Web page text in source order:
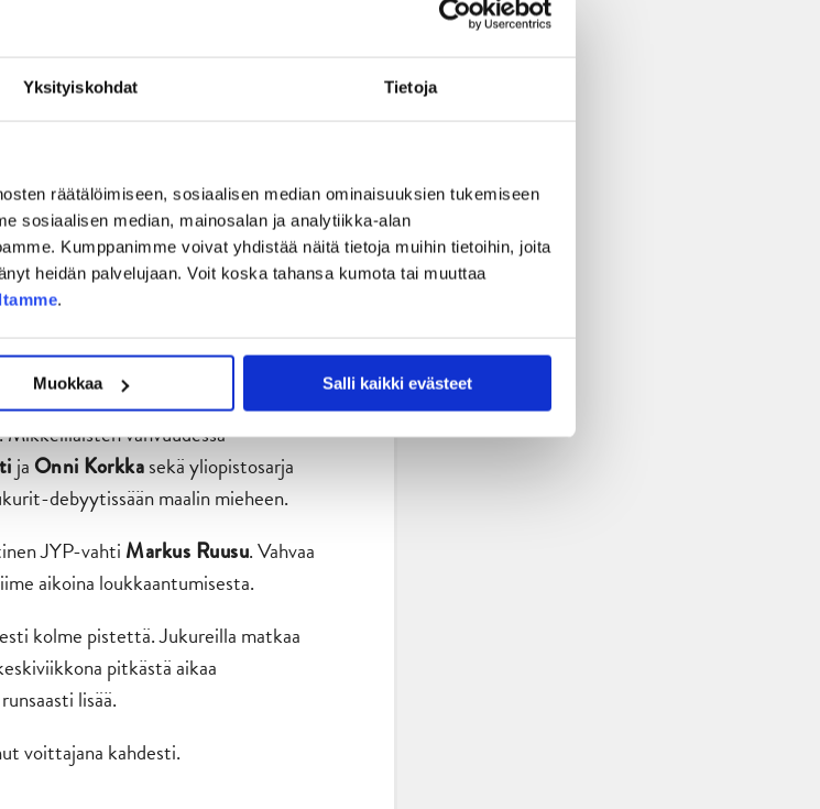
Yksityiskohdat Tietoja
räätälöimiseen, sosiaalisen median ominaisuuksien tukemiseen
sosiaalisen median, mainosalan ja analytiikka-alan
Kumppanimme voivat yhdistää näitä tietoja muihin tietoihin, joita
heidän palvelujaan. Voit koska tahansa kumota tai muuttaa
.
Muokkaa Salli kaikki evästeet
Liigan jumbo. Mikkeliläisten vuosi
derbyssä. KalPa oli niukasti
uutisia sairastuvalta. Yli kolme
palasi kokoonpanoon keskiviikkona.
Jukurien sisäisenä
on kirjauttanut 36 ottelussa tehot
vahvuudessa
jaOnni Korkkasekä yliopistosarja
debyytissään maalin mieheen.
JYP-vahti Markus Ruusu. Vahvaa
aikoina loukkaantumisesta.
kolme pistettä. Jukureilla matkaa
pitkästä aikaa
lisää.
voittajana kahdesti.